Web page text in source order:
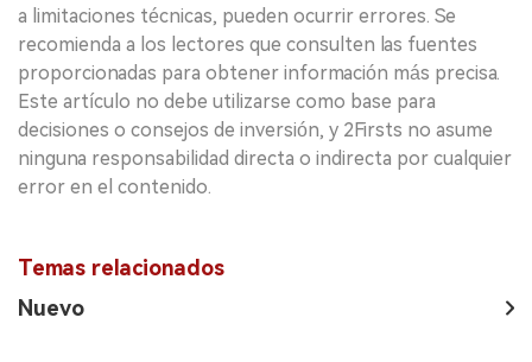
a limitaciones técnicas, pueden ocurrir errores. Se
recomienda a los lectores que consulten las fuentes
proporcionadas para obtener información más precisa.
Este artículo no debe utilizarse como base para
decisiones o consejos de inversión, y 2Firsts no asume
ninguna responsabilidad directa o indirecta por cualquier
error en el contenido.
Temas relacionados
Nuevo